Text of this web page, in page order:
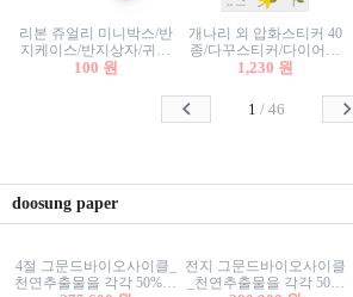
리본 쥬얼리 미니박스/반
지케이스/반지상자/귀걸
이상자/귀걸이박스/악세
100 원
개나리 외 압화스티커 40
종/다꾸스티커/다이어리
꾸미기/꽃스티커/자연물
1,230 원
1 /46
doosung paper
4절 그문드바이오사이클_
천연추출물을 각각 50%이
전지 그문드바이오사이클
_천연추출물을 각각 50%